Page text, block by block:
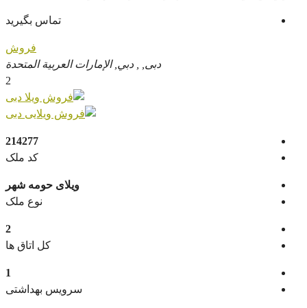
تماس بگیرید
فروش
دبی, , دبي, الإمارات العربية المتحدة
2
214277
کد ملک
ویلای حومه شهر
نوع ملک
2
کل اتاق ها
1
سرویس بهداشتی